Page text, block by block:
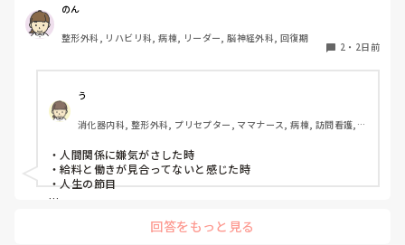
のん
整形外科, リハビリ科, 病棟, リーダー, 脳神経外科, 回復期
2 ・ 2日前
う
消化器内科, 整形外科, プリセプター, ママナース, 病棟, 訪問看護,
・人間関係に嫌気がさした時
・給料と働きが見合ってないと感じた時
・人生の節目
回答をもっと見る